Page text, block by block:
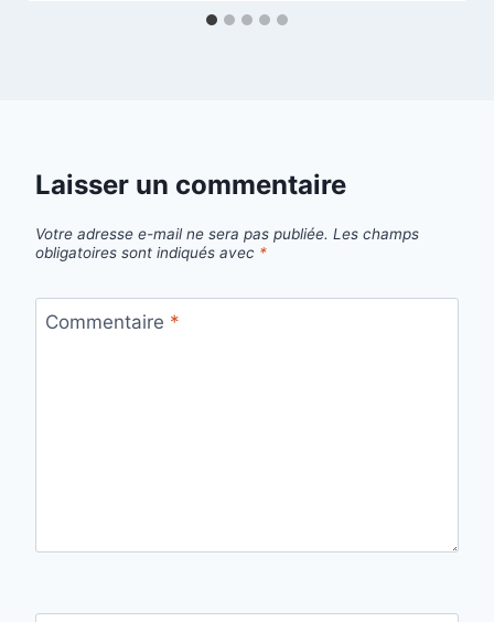
Laisser un commentaire
Votre adresse e-mail ne sera pas publiée. Les champs
obligatoires sont indiqués avec *
Commentaire *